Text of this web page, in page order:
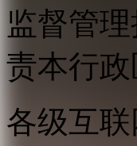
监督管
责本行
各级互